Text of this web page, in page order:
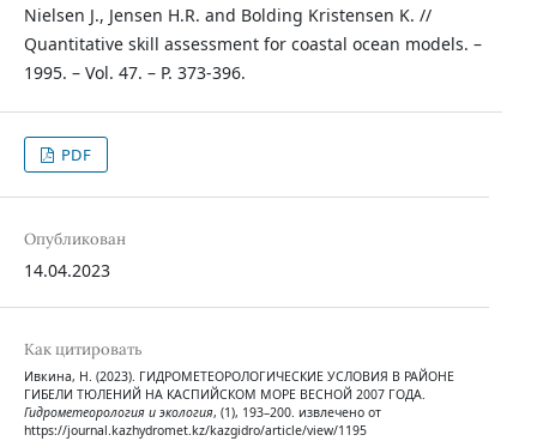
Nielsen J., Jensen H.R. and Bolding Kristensen K. //
Quantitative skill assessment for coastal ocean models. –
1995. – Vol. 47. – P. 373-396.
PDF
Опубликован
14.04.2023
Как цитировать
Ивкина, Н. (2023). ГИДРОМЕТЕОРОЛОГИЧЕСКИЕ УСЛОВИЯ В РАЙОНЕ
ГИБЕЛИ ТЮЛЕНИЙ НА КАСПИЙСКОМ МОРЕ ВЕСНОЙ 2007 ГОДА.
Гидрометеорология и экология, (1), 193–200. извлечено от
https://journal.kazhydromet.kz/kazgidro/article/view/1195